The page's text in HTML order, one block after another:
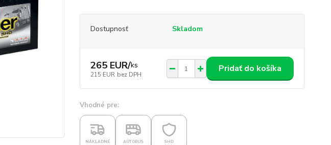
Dostupnosť Skladom
265 EUR/ks
215 EUR bez DPH
Pridať do košíka
Vhodné pre:
NÁKLADNÉ AUTOBUS SHD